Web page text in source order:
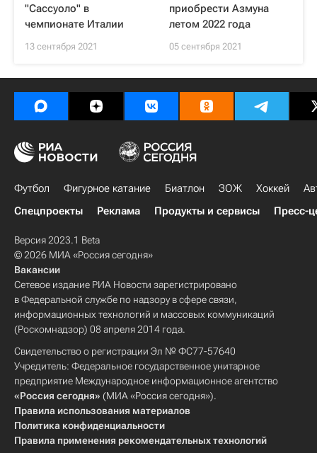
"Сассуоло" в
чемпионате Италии
13 сентября 2021
приобрести Азмуна
летом 2022 года
05 сентября 2021
Футбол Фигурное катание Биатлон ЗОЖ Хоккей
Спецпроекты
Реклама Продукты и сервисы Пресс-
Версия 2023.1 Beta
© 2026 МИА «Россия сегодня»
Вакансии
Сетевое издание РИА Новости зарегистрировано
в Федеральной службе по надзору в сфере связи,
информационных технологий и массовых коммуникаций
(Роскомнадзор) 08 апреля 2014 года.
Свидетельство о регистрации Эл № ФС77-57640
Учредитель: Федеральное государственное унитарное
предприятие Международное информационное агентство
«Россия сегодня» (МИА «Россия сегодня»).
Правила использования материалов
Политика конфиденциальности
Правила применения рекомендательных технологий